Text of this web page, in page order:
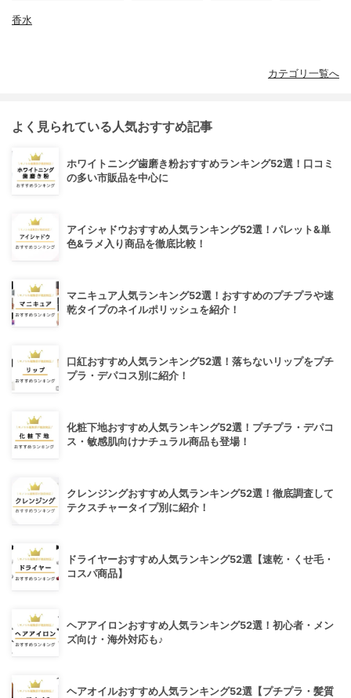
香水
カテゴリ一覧へ
よく見られている人気おすすめ記事
ホワイトニング歯磨き粉おすすめランキング52選！口コミ
の多い市販品を中心に
アイシャドウおすすめ人気ランキング52選！パレット&単
色&ラメ入り商品を徹底比較！
マニキュア人気ランキング52選！おすすめのプチプラや速
乾タイプのネイルポリッシュを紹介！
口紅おすすめ人気ランキング52選！落ちないリップをプチ
プラ・デパコス別に紹介！
化粧下地おすすめ人気ランキング52選！プチプラ・デパコ
ス・敏感肌向けナチュラル商品も登場！
クレンジングおすすめ人気ランキング52選！徹底調査して
テクスチャータイプ別に紹介！
ドライヤーおすすめ人気ランキング52選【速乾・くせ毛・
コスパ商品】
ヘアアイロンおすすめ人気ランキング52選！初心者・メン
ズ向け・海外対応も♪
ヘアオイルおすすめ人気ランキング52選【プチプラ・髪質